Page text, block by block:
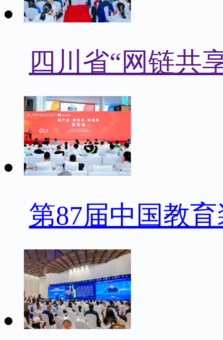
四川省“网链共
第87届中国教